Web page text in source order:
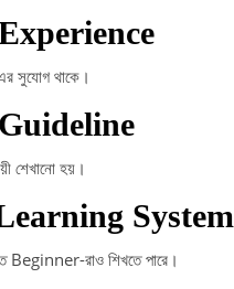
সুযোগ থাকে।
শেখানো হয়।
System
Beginner-রাও শিখতে পারে।